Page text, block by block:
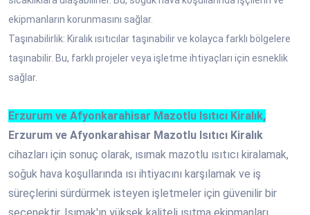
ekipmanların korunmasını sağlar.
Taşınabilirlik: Kiralık ısıtıcılar taşınabilir ve kolayca farklı bölgelere
taşınabilir. Bu, farklı projeler veya işletme ihtiyaçları için esneklik
sağlar.
Erzurum ve Afyonkarahisar Mazotlu Isıtıcı Kiralık,
Erzurum ve Afyonkarahisar Mazotlu Isıtıcı Kiralık
cihazları için sonuç olarak, ısımak mazotlu ısıtıcı kiralamak,
soğuk hava koşullarında ısı ihtiyacını karşılamak ve iş
süreçlerini sürdürmek isteyen işletmeler için güvenilir bir